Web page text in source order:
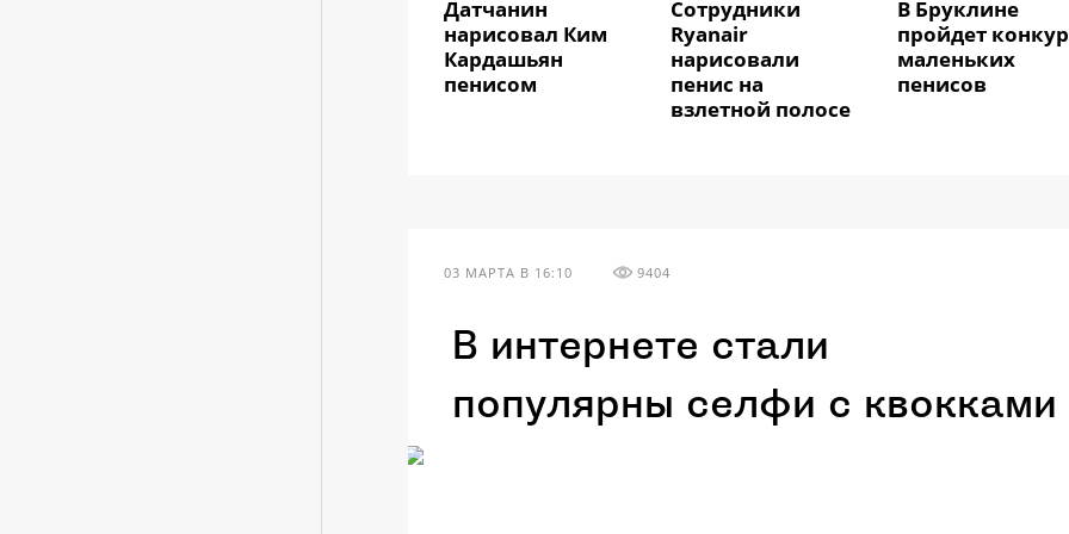
Датчанин
нарисовал Ким
Кардашьян
пенисом
Сотрудники
Ryanair
нарисовали
пенис на
взлетной полосе
В Бруклине
пройдет
маленьких
пенисов
03 МАРТА В 16:10 9404
В интернете стали
популярны селфи с квокками